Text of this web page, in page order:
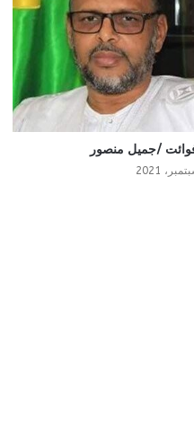
/جميل منصور